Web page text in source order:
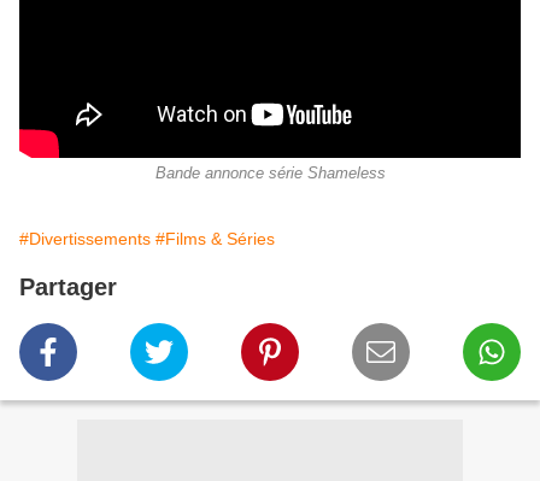
Bande annonce série Shameless
#Divertissements #Films & Séries
Partager